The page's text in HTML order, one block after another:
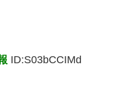
ID:S03bCCIMd